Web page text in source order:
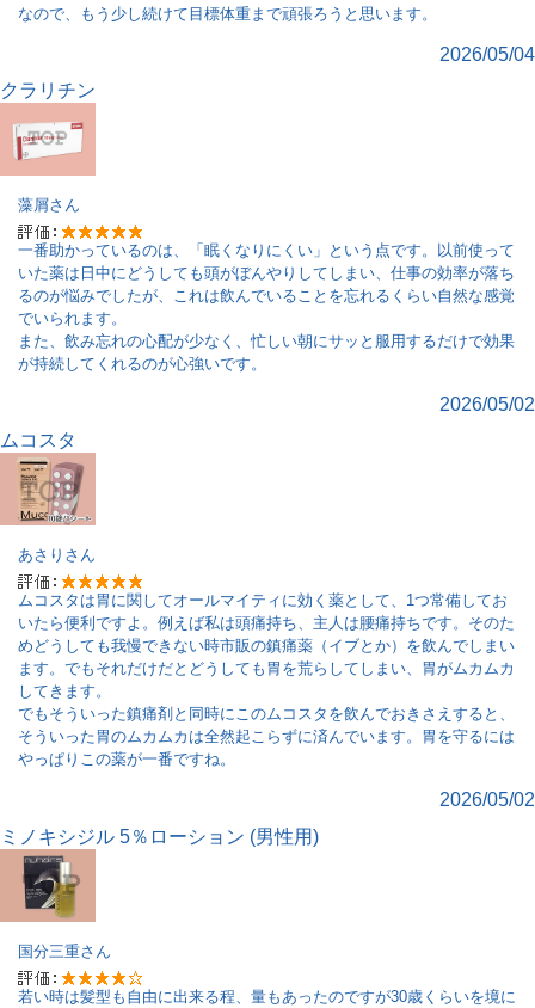
なので、もう少し続けて目標体重まで頑張ろうと思います。
2026/05/04
クラリチン
藻屑さん
一番助かっているのは、「眠くなりにくい」という点です。以前使って
いた薬は日中にどうしても頭がぼんやりしてしまい、仕事の効率が落ち
るのが悩みでしたが、これは飲んでいることを忘れるくらい自然な感覚
でいられます。
また、飲み忘れの心配が少なく、忙しい朝にサッと服用するだけで効果
が持続してくれるのが心強いです。
2026/05/02
ムコスタ
あさり さん
ムコスタは胃に関してオールマイティに効く薬として、1つ常備してお
いたら便利ですよ。例えば私は頭痛持ち、主人は腰痛持ちです。そのた
めどうしても我慢できない時市販の鎮痛薬（イブとか）を飲んでしまい
ます。でもそれだけだとどうしても胃を荒らしてしまい、胃がムカムカ
してきます。
でもそういった鎮痛剤と同時にこのムコスタを飲んでおきさえすると、
そういった胃のムカムカは全然起こらずに済んでいます。胃を守るには
やっぱりこの薬が一番ですね。
2026/05/02
ミノキシジル 5％ローション (男性用)
国分三重さん
若い時は髪型も自由に出来る程、量もあったのですが30歳くらいを境に